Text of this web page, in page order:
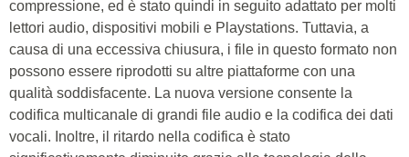
compressione, ed è stato quindi in seguito adattato per molti
lettori audio, dispositivi mobili e Playstations. Tuttavia, a
causa di una eccessiva chiusura, i file in questo formato non
possono essere riprodotti su altre piattaforme con una
qualità soddisfacente. La nuova versione consente la
codifica multicanale di grandi file audio e la codifica dei dati
vocali. Inoltre, il ritardo nella codifica è stato